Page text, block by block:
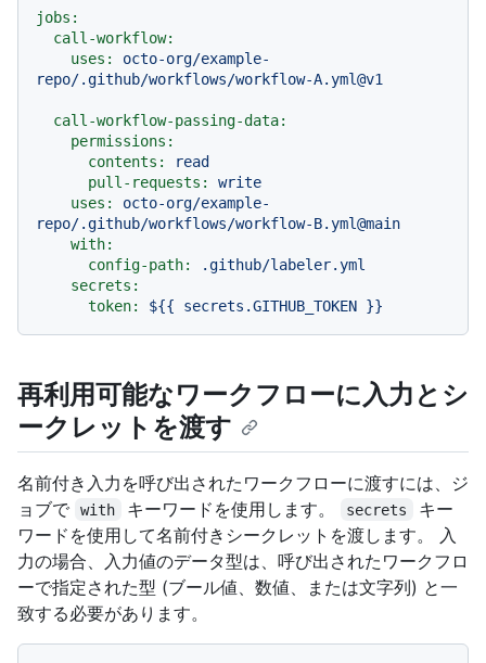
jobs:
call-workflow:
uses:
octo-org/example-
repo/.github/workflows/workflow-A.yml@v1
call-workflow-passing-data:
permissions:
contents:
read
pull-requests:
write
uses:
octo-org/example-
repo/.github/workflows/workflow-B.yml@main
with:
config-path:
.github/labeler.yml
secrets:
token:
${{ secrets.GITHUB_TOKEN }}
再利用可能なワークフローに入力とシ
ークレットを渡す
名前付き入力を呼び出されたワークフローに渡すには、ジ
ョブで
with キーワードを使用します。 secrets
キー
ワードを使用して名前付きシークレットを渡します。 入
力の場合、入力値のデータ型は、呼び出されたワークフロ
ーで指定された型 (ブール値、数値、または文字列) と一
致する必要があります。